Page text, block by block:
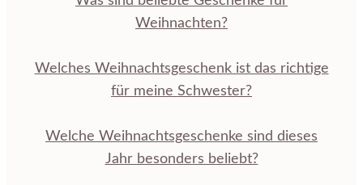
Weihnachten?
Welches Weihnachtsgeschenk ist das richtige
für meine Schwester?
Welche Weihnachtsgeschenke sind dieses
Jahr besonders beliebt?